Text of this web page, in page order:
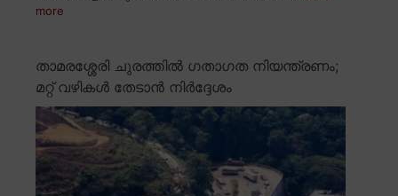
more
താമരശ്ശേരി ചുരത്തിൽ ഗതാഗത നിയന്ത്രണം;
മറ്റ് വഴികൾ തേടാൻ നിർദ്ദേശം